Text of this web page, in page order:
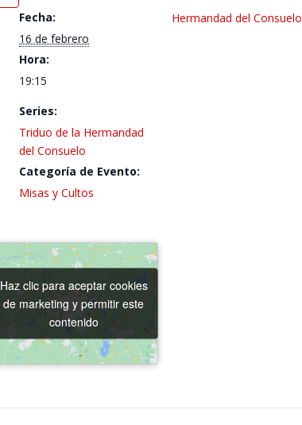
Fecha:
16 de febrero
Hora:
19:15
Series:
Triduo de la Hermandad
del Consuelo
Categoría de Evento:
Misas y Cultos
Hermandad del Consuelo
Haz clic para aceptar cookies
de marketing y permitir este
contenido
Haz clic para aceptar cookies
de marketing y permitir este
contenido